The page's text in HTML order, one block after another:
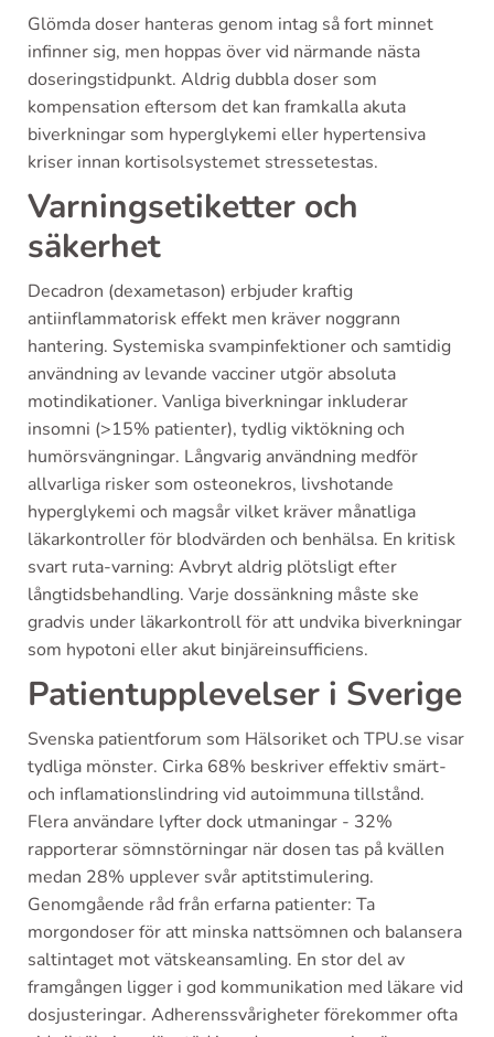
Glömda doser hanteras genom intag så fort minnet
infinner sig, men hoppas över vid närmande nästa
doseringstidpunkt. Aldrig dubbla doser som
kompensation eftersom det kan framkalla akuta
biverkningar som hyperglykemi eller hypertensiva
kriser innan kortisolsystemet stressetestas.
Varningsetiketter och
säkerhet
Decadron (dexametason) erbjuder kraftig
antiinflammatorisk effekt men kräver noggrann
hantering. Systemiska svampinfektioner och samtidig
användning av levande vacciner utgör absoluta
motindikationer. Vanliga biverkningar inkluderar
insomni (>15% patienter), tydlig viktökning och
humörsvängningar. Långvarig användning medför
allvarliga risker som osteonekros, livshotande
hyperglykemi och magsår vilket kräver månatliga
läkarkontroller för blodvärden och benhälsa. En kritisk
svart ruta-varning: Avbryt aldrig plötsligt efter
långtidsbehandling. Varje dossänkning måste ske
gradvis under läkarkontroll för att undvika biverkningar
som hypotoni eller akut binjäreinsufficiens.
Patientupplevelser i Sverige
Svenska patientforum som Hälsoriket och TPU.se visar
tydliga mönster. Cirka 68% beskriver effektiv smärt-
och inflamationslindring vid autoimmuna tillstånd.
Flera användare lyfter dock utmaningar - 32%
rapporterar sömnstörningar när dosen tas på kvällen
medan 28% upplever svår aptitstimulering.
Genomgående råd från erfarna patienter: Ta
morgondoser för att minska nattsömnen och balansera
saltintaget mot vätskeansamling. En stor del av
framgången ligger i god kommunikation med läkare vid
dosjusteringar. Adherenssvårigheter förekommer ofta